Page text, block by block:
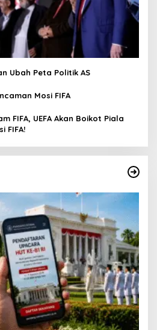
Ubah Peta Politik AS
Mosi FIFA
FIFA, UEFA Akan Boikot Piala
FIFA!